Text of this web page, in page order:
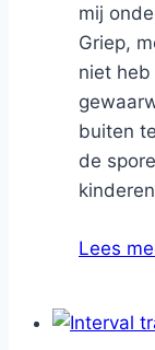
mij
Griep,
niet heb
buiten
de
Lees